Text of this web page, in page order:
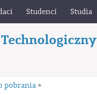
Studenci Studia
pobrania »